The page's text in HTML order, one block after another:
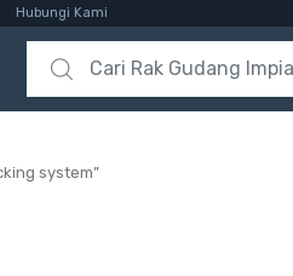
Hubungi Kami
Search for:
system”